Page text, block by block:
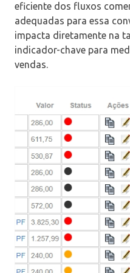
eficiente dos fluxos
adequadas para essa
impacta diretamente na
indicador-chave para
vendas.